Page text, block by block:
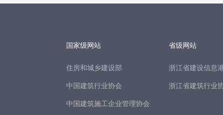
国家级网站
住房和城乡建设部
中国建筑行业协会
中国建筑施工企业管理协会
省级网站
浙江省建设信息
浙江省建筑行业